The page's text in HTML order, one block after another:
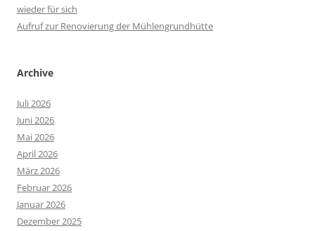
wieder für sich
Aufruf zur Renovierung der Mühlengrundhütte
Archive
Juli 2026
Juni 2026
Mai 2026
April 2026
März 2026
Februar 2026
Januar 2026
Dezember 2025